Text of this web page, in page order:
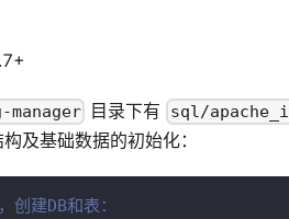
目录下有 sql/
及基础数据的初始化：
建DB和表：